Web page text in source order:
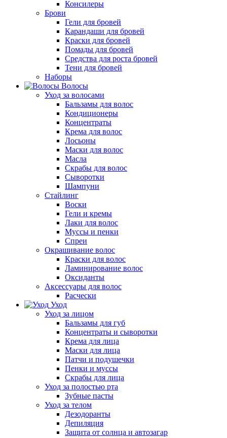
Консилеры
Брови
Гели для бровей
Карандаши для бровей
Краски для бровей
Помады для бровей
Средства для роста бровей
Тени для бровей
Наборы
Волосы
Уход за волосами
Бальзамы для волос
Кондиционеры
Концентраты
Крема для волос
Лосьоны
Маски для волос
Масла
Скрабы для волос
Сыворотки
Шампуни
Стайлинг
Воски
Гели и кремы
Лаки для волос
Муссы и пенки
Спреи
Окрашивание волос
Краски для волос
Ламинирование волос
Оксиданты
Аксессуары для волос
Расчески
Уход
Уход за лицом
Бальзамы для губ
Концентраты и сыворотки
Крема для лица
Маски для лица
Патчи и подушечки
Пенки и муссы
Скрабы для лица
Уход за полостью рта
Зубные пасты
Уход за телом
Дезодоранты
Депиляция
Защита от солнца и автозагар